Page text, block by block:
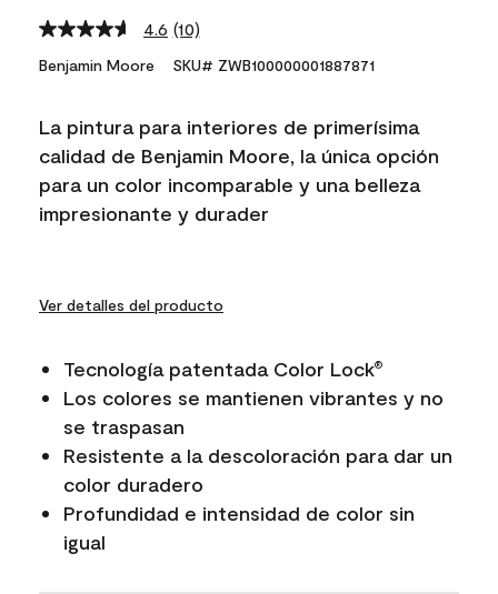
4.6 Read
10
Reviews.
link.
(10)
Benjamin Moore SKU# ZWB100000001887871
La pintura para interiores de primerísima
calidad de Benjamin Moore, la única opción
para un color incomparable y una belleza
impresionante y durader
Ver detalles del producto
Tecnología patentada Color Lock®
Los colores se mantienen vibrantes y no
se traspasan
Resistente a la descoloración para dar un
color duradero
Profundidad e intensidad de color sin
igual